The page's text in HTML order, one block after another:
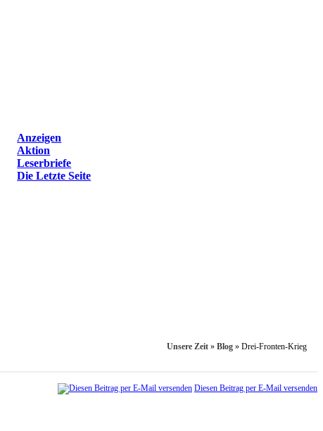
Anzeigen
Aktion
Leserbriefe
Die Letzte Seite
Unsere Zeit » Blog » Drei-Fronten-Krieg
Diesen Beitrag per E-Mail versenden